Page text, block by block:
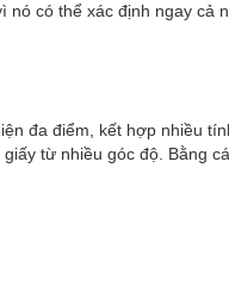
có thể xác định ngay cả
đa điểm, kết hợp nhiều
từ nhiều góc độ. Bằng